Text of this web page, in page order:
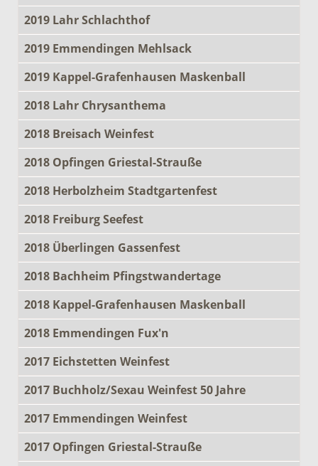
2019 Lahr Schlachthof
2019 Emmendingen Mehlsack
2019 Kappel-Grafenhausen Maskenball
2018 Lahr Chrysanthema
2018 Breisach Weinfest
2018 Opfingen Griestal-Strauße
2018 Herbolzheim Stadtgartenfest
2018 Freiburg Seefest
2018 Überlingen Gassenfest
2018 Bachheim Pfingstwandertage
2018 Kappel-Grafenhausen Maskenball
2018 Emmendingen Fux'n
2017 Eichstetten Weinfest
2017 Buchholz/Sexau Weinfest 50 Jahre
2017 Emmendingen Weinfest
2017 Opfingen Griestal-Strauße